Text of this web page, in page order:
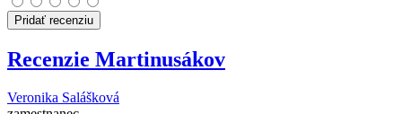
Pridať recenziu
Recenzie Martinusákov
Veronika Salášková